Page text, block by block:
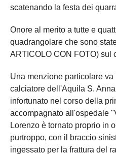
scatenando la festa dei
Onore al merito a tutte e
quadrangolare che sono
ARTICOLO CON FOTO) sul
Una menzione particolare
calciatore dell'Aquila S. Anna
infortunato nel corso della
accompagnato all'ospedale
Lorenzo è tornato proprio in
purtroppo, con il braccio
ingessato per la frattura del